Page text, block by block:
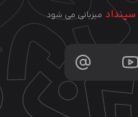
سینداد میزبانی می شود